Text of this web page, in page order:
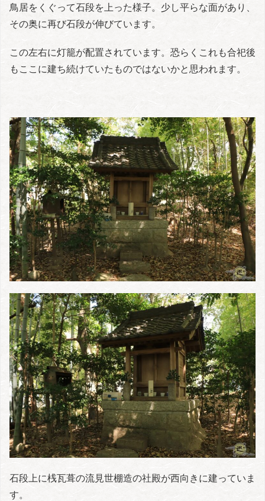
鳥居をくぐって石段を上った様子。少し平らな面があり、
その奥に再び石段が伸びています。
この左右に灯籠が配置されています。恐らくこれも合祀後
もここに建ち続けていたものではないかと思われます。
石段上に桟瓦葺の流見世棚造の社殿が西向きに建っていま
す。